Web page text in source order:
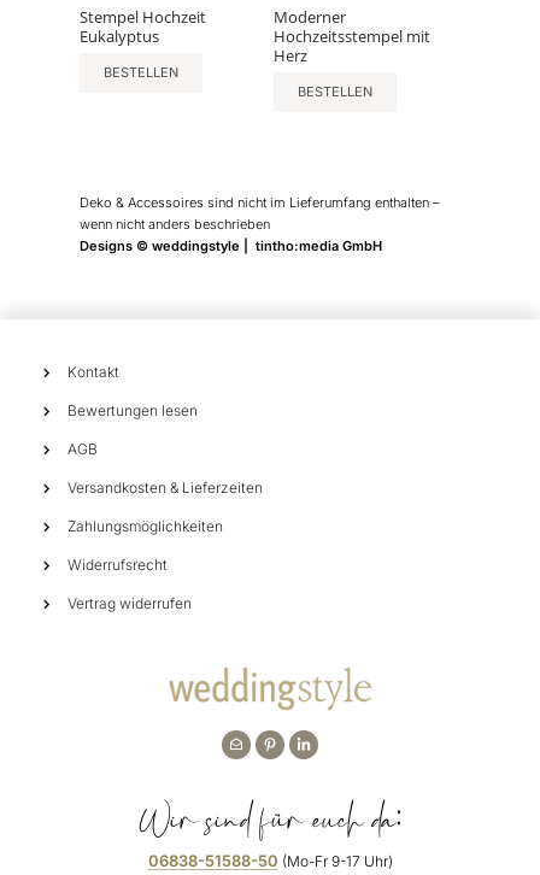
Stempel Hochzeit
Eukalyptus
BESTELLEN
Moderner
Hochzeitsstempel mit
Herz
BESTELLEN
Deko & Accessoires sind nicht im Lieferumfang enthalten –
wenn nicht anders beschrieben
Designs © weddingstyle | tintho:media GmbH
Kontakt
Bewertungen lesen
AGB
Versandkosten & Lieferzeiten
Zahlungsmöglichkeiten
Widerrufsrecht
Vertrag widerrufen
Wir sind für euch da:
06838-51588-50 (Mo-Fr 9-17 Uhr)